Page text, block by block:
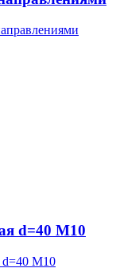
d=40 M10